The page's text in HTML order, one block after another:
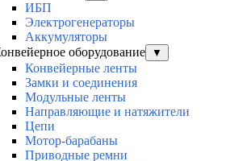
ИБП
Электрогенераторы
Аккумуляторы
оборудование
▼
Конвейерные ленты
Замки и соединения
Модульные ленты
Направляющие и натяжители
Цепи
Мотор-барабаны
Приводные ремни